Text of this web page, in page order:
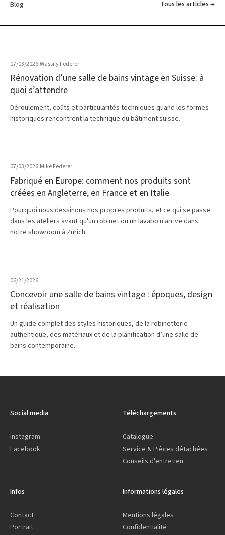
Blog Tous les articles →
07/03/2026·Wassily Federer
Rénovation d’une salle de bains vintage en Suisse: à
quoi s’attendre
Déroulement, coûts et particularités techniques quand les formes
historiques rencontrent la technique du bâtiment suisse.
07/03/2026·Mike Federer
Fabriqué en Europe: comment nos produits sont
créées en Angleterre, en France et en Italie
Pourquoi nous dessinons nos propres produits, et ce qui se passe
dans les ateliers avant qu'un robinet ou un lavabo n'arrive dans
notre showroom à Zurich.
06/21/2026·
Concevoir une salle de bains vintage : époques, design
et réalisation
Un guide complet des styles historiques, de la robinetterie
authentique, des matériaux et de la planification d’une salle de
bains contemporaine.
Social media
Instagram
Facebook
Téléchargements
Catalogue
Service & Pièces détachées
Conseils d'entretien
Infos
Contact
Portrait
Informations légales
Mentions légales
Confidentialité